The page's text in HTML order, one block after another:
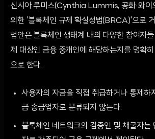
신시아 루미스(Cynthia Lummis, 공화·와이
의한 '블록체인 규제 확실성법(BRCA)'으로 거
법안은 블록체인 생태계 내의 다양한 참여자
제 대상인 금융 중개인에 해당하는지를 명확
으로 한다.
사용자의 자금을 직접 취급하거나 통제하
금 송금업자로 분류되지 않는다.
블록체인 네트워크의 검증인 및 채굴자는